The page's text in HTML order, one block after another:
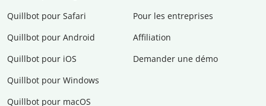
Quillbot pour Safari
Quillbot pour Android
Quillbot pour iOS
Quillbot pour Windows
Quillbot pour macOS
Pour les entreprises
Affiliation
Demander une démo